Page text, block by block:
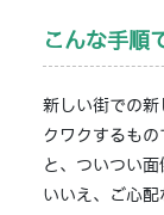
こんな手順
新しい街での新
クワクするも
と、ついつい面
いいえ、ご心